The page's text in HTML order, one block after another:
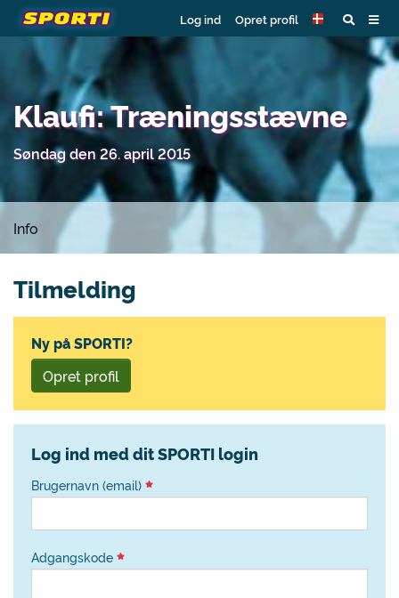
Log ind Opret profil
Klaufi: Træningsstævne
Søndag den 26. april 2015
Info
Tilmelding
Ny på SPORTI?
Opret profil
Log ind med dit SPORTI login
Brugernavn (email)
Adgangskode